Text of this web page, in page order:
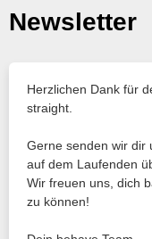
Newsletter
Herzlichen Dank für
straight.
Gerne senden wir dir
auf dem Laufenden
Wir freuen uns, dich
zu können!